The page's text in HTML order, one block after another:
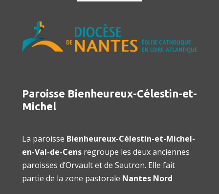
Paroisse Bienheureux-Célestin-et-
Michel
La paroisse Bienheureux-Célestin-et-Michel-
en-Val-de-Censregroupe les deux anciennes
paroisses d’Orvault et de Sautron. Elle fait
partie de la zone pastorale Nantes Nord